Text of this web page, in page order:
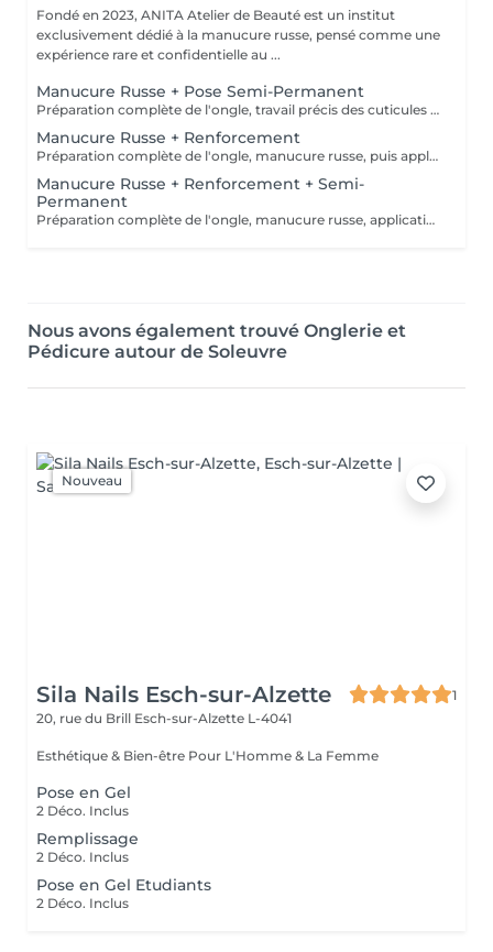
Fondé en 2023, ANITA Atelier de Beauté est un institut
exclusivement dédié à la manucure russe, pensé comme une
expérience rare et confidentielle au ...
Manucure Russe + Pose Semi-Permanent
Préparation complète de l'ongle, travail précis des cuticules en manucure russe, puis pose d'une base, du vernis semi-permanent et d'un top coat pour un résultat net, brillant et longue tenue.
Manucure Russe + Renforcement
Préparation complète de l'ongle, manucure russe, puis application d'un renfort avec base teintée couleur naturelle pour solidifier la plaque, unifier l'ongle et améliorer la tenue.
Manucure Russe + Renforcement + Semi-
Permanent
Préparation complète de l'ongle, manucure russe, application d'un renfort avec base teintée naturelle, puis pose du vernis semi-permanent et du top coat pour une finition nette et durable.
Nous avons également trouvé Onglerie et
Pédicure autour de Soleuvre
Nouveau
Sila Nails Esch-sur-Alzette
1
20, rue du Brill Esch-sur-Alzette L-4041
Esthétique & Bien-être Pour L'Homme & La Femme
Pose en Gel
2 Déco. Inclus
Remplissage
2 Déco. Inclus
Pose en Gel Etudiants
2 Déco. Inclus